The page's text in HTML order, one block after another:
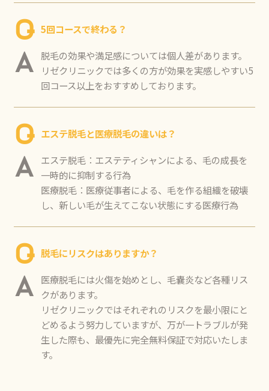
Q 5回コースで終わる？
A
脱毛の効果や満足感については個人差があります。
リゼクリニックでは多くの方が効果を実感しやすい5
回コース以上をおすすめしております。
Q エステ脱毛と医療脱毛の違いは？
A
エステ脱毛：エステティシャンによる、毛の成長を
一時的に抑制する行為
医療脱毛：医療従事者による、毛を作る組織を破壊
し、新しい毛が生えてこない状態にする医療行為
Q 脱毛にリスクはありますか？
A
医療脱毛には火傷を始めとし、毛嚢炎など各種リス
クがあります。
リゼクリニックではそれぞれのリスクを最小限にと
どめるよう努力していますが、万が一トラブルが発
生した際も、最優先に完全無料保証で対応いたしま
す。